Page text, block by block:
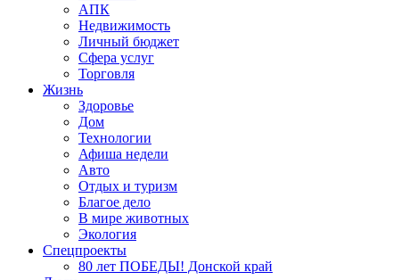
АПК
Недвижимость
Личный бюджет
Сфера услуг
Торговля
Жизнь
Здоровье
Дом
Технологии
Афиша недели
Авто
Отдых и туризм
Благое дело
В мире животных
Экология
Спецпроекты
80 лет ПОБЕДЫ! Донской край